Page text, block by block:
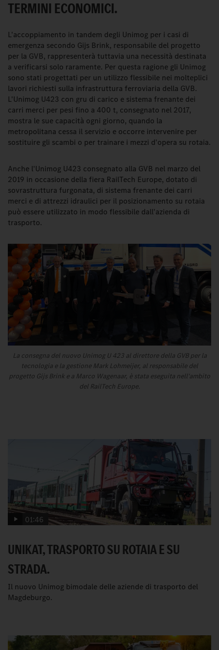
TERMINI ECONOMICI.
L'accoppiamento in tandem degli Unimog per i casi di
emergenza secondo Gijs Brink, responsabile del progetto
per la GVB, rappresenterà tuttavia una necessità destinata
a verificarsi solo raramente. Per questa ragione gli Unimog
sono stati progettati per un utilizzo flessibile nei molteplici
lavori richiesti sulla infrastruttura ferroviaria della GVB.
L'Unimog U423 con gru di carico e sistema frenante dei
carri merci per pesi fino a 400 t, consegnato nel 2017,
mostra le sue capacità ogni giorno, quando la
metropolitana cessa il servizio e occorre intervenire per
sostituire gli scambi o per trainare i mezzi d'opera su rotaia.
Anche l'Unimog U423 consegnato alla GVB nel marzo del
2019 in occasione della fiera RailTech Europe, dotato di
sovrastruttura furgonata, di sistema frenante dei carri
merci e di attrezzi idraulici per il posizionamento su rotaia
può essere utilizzato in modo flessibile dall'azienda di
trasporto.
La consegna del nuovo Unimog U 423 al direttore della GVB per la
tecnologia e la gestione Mark Lohmeijer, al responsabile del
progetto Gijs Brink e a Marco Wagenaar, è stata eseguita nell'ambito
del RailTech Europe.
01:46
UNIKAT, TRASPORTO SU ROTAIA E SU
STRADA.
Il nuovo Unimog bimodale delle aziende di trasporto del
Magdeburgo.